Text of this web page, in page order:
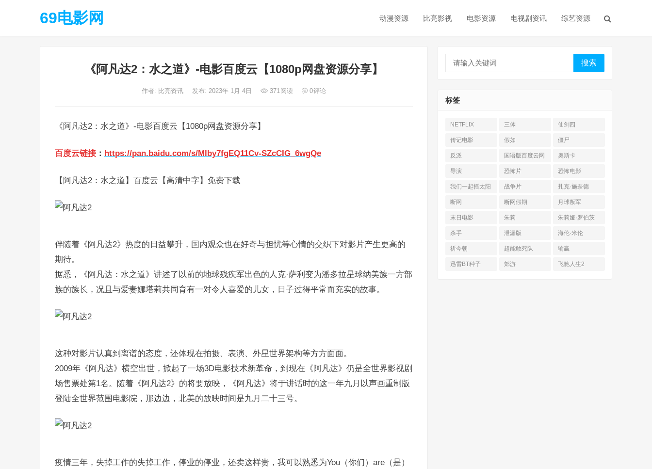
69电影网 动漫资源 比亮影视 电影资源 电视剧资讯 综艺资源
《阿凡达2：水之道》-电影百度云【1080p网盘资源分享】
作者: 比亮资讯 发布: 2023年 1月 4日 371阅读 0评论
《阿凡达2：水之道》-电影百度云【1080p网盘资源分享】
百度云链接 ： https://pan.baidu.com/s/Mlby7fgEQ11Cv-SZcCIG_6wgQe
【阿凡达2：水之道】百度云【高清中字】免费下载
伴随着《阿凡达2》热度的日益攀升，国内观众也在好奇与担忧等心情的交织下对影片产生更高的
期待。
据悉，《阿凡达：水之道》讲述了以前的地球残疾军出色的人克·萨利变为潘多拉星球纳美族一方部
族的族长，况且与爱妻娜塔莉共同育有一对令人喜爱的儿女，日子过得平常而充实的故事。
这种对影片认真到离谱的态度，还体现在拍摄、表演、外星世界架构等方方面面。
2009年《阿凡达》横空出世，掀起了一场3D电影技术新革命，到现在《阿凡达》仍是全世界影视剧
场售票处第1名。随着《阿凡达2》的将要放映，《阿凡达》将于讲话时的这一年九月以声画重制版
登陆全世界范围电影院，那边边，北美的放映时间是九月二十三号。
疫情三年，失掉工作的失掉工作，停业的停业，还卖这样贵，我可以熟悉为You（你们）are（是）
搜索
标签
NETFLIX 三体 仙剑四
传记电影 假如 僵尸
反派
国语版百度云网
盘
奥斯卡
导演 恐怖片 恐怖电影
我们一起摇太阳 战争片 扎克·施奈德
断网 断网假期 月球叛军
末日电影 朱莉 朱莉娅·罗伯茨
杀手 泄漏版 海伦·米伦
祈今朝 超能敢死队 输赢
迅雷BT种子 郊游 飞驰人生2